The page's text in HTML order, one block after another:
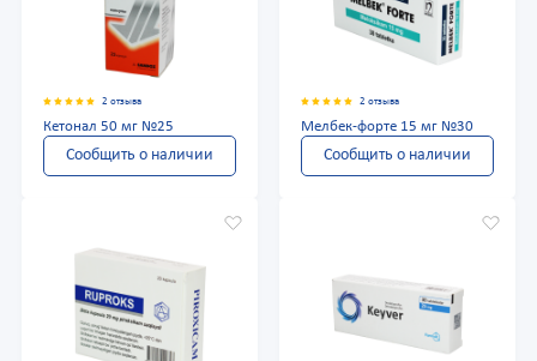
2 отзыва
Кетонал 50 мг №25
Сообщить о наличии
2 отзыва
Мелбек-форте 15 мг №30
Сообщить о наличии